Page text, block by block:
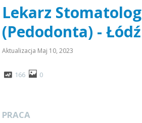
Lekarz Stomatolog
(Pedodonta) - Łódź
Aktualizacja Maj 10, 2023
166 0
PRACA